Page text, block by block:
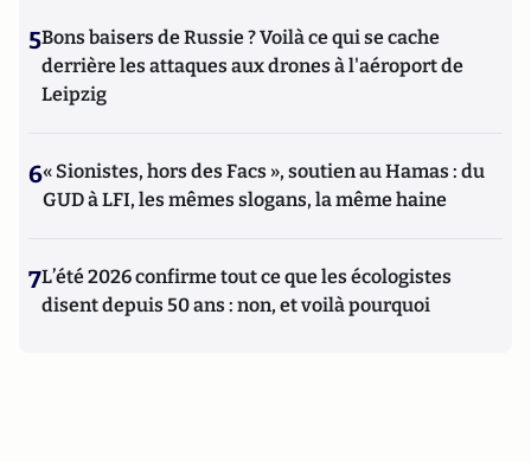
5Bons baisers de Russie ? Voilà ce qui se cache
derrière les attaques aux drones à l'aéroport de
Leipzig
6« Sionistes, hors des Facs », soutien au Hamas : du
GUD à LFI, les mêmes slogans, la même haine
7L’été 2026 confirme tout ce que les écologistes
disent depuis 50 ans : non, et voilà pourquoi